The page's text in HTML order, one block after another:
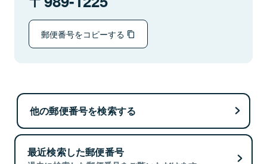
郵便番号をコピーする
他の郵便番号を検索する
最近検索した郵便番号